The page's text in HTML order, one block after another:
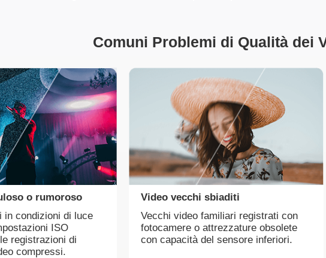
Comuni Problemi di Qualità dei
o rumoroso
in condizioni di luce
ISO
registrazioni di
compressi.
Video vecchi sbiaditi
Vecchi video familiari registrati con
fotocamere o attrezzature obsolete
con capacità del sensore inferiori.